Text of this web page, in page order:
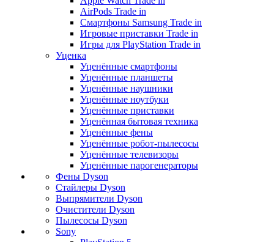
AirPods Trade in
Смартфоны Samsung Trade in
Игровые приставки Trade in
Игры для PlayStation Trade in
Уценка
Уценённые смартфоны
Уценённые планшеты
Уценённые наушники
Уценённые ноутбуки
Уценённые приставки
Уценённая бытовая техника
Уценённые фены
Уценённые робот-пылесосы
Уценённые телевизоры
Уценённые парогенераторы
Фены Dyson
Стайлеры Dyson
Выпрямители Dyson
Очистители Dyson
Пылесосы Dyson
Sony